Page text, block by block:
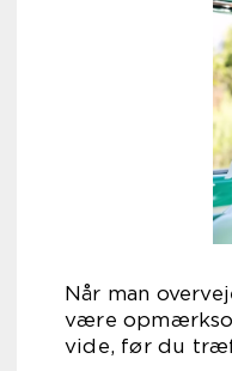
Når man
være
vide, før du